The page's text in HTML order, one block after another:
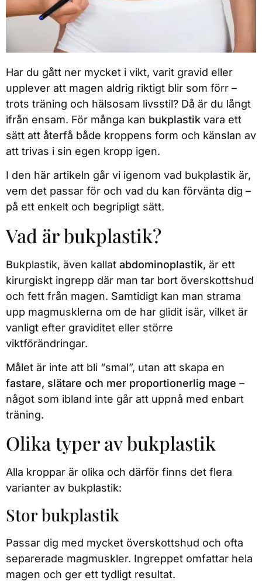
Har du gått ner mycket i vikt, varit gravid eller
upplever att magen aldrig riktigt blir som förr –
trots träning och hälsosam livsstil? Då är du långt
ifrån ensam. För många kan bukplastik vara ett
sätt att återfå både kroppens form och känslan av
att trivas i sin egen kropp igen.
I den här artikeln går vi igenom vad bukplastik är,
vem det passar för och vad du kan förvänta dig –
på ett enkelt och begripligt sätt.
Vad är bukplastik?
Bukplastik, även kallat abdominoplastik, är ett
kirurgiskt ingrepp där man tar bort överskottshud
och fett från magen. Samtidigt kan man strama
upp magmusklerna om de har glidit isär, vilket är
vanligt efter graviditet eller större
viktförändringar.
Målet är inte att bli “smal”, utan att skapa en
fastare, slätare och mer proportionerlig mage –
något som ibland inte går att uppnå med enbart
träning.
Olika typer av bukplastik
Alla kroppar är olika och därför finns det flera
varianter av bukplastik:
Stor bukplastik
Passar dig med mycket överskottshud och ofta
separerade magmuskler. Ingreppet omfattar hela
magen och ger ett tydligt resultat.